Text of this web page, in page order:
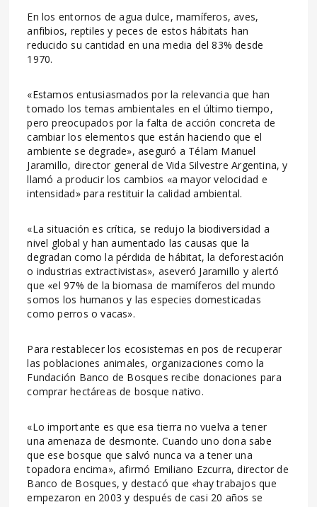
En los entornos de agua dulce, mamíferos, aves,
anfibios, reptiles y peces de estos hábitats han
reducido su cantidad en una media del 83% desde
1970.
«Estamos entusiasmados por la relevancia que han
tomado los temas ambientales en el último tiempo,
pero preocupados por la falta de acción concreta de
cambiar los elementos que están haciendo que el
ambiente se degrade», aseguró a Télam Manuel
Jaramillo, director general de Vida Silvestre Argentina, y
llamó a producir los cambios «a mayor velocidad e
intensidad» para restituir la calidad ambiental.
«La situación es crítica, se redujo la biodiversidad a
nivel global y han aumentado las causas que la
degradan como la pérdida de hábitat, la deforestación
o industrias extractivistas», aseveró Jaramillo y alertó
que «el 97% de la biomasa de mamíferos del mundo
somos los humanos y las especies domesticadas
como perros o vacas».
Para restablecer los ecosistemas en pos de recuperar
las poblaciones animales, organizaciones como la
Fundación Banco de Bosques recibe donaciones para
comprar hectáreas de bosque nativo.
«Lo importante es que esa tierra no vuelva a tener
una amenaza de desmonte. Cuando uno dona sabe
que ese bosque que salvó nunca va a tener una
topadora encima», afirmó Emiliano Ezcurra, director de
Banco de Bosques, y destacó que «hay trabajos que
empezaron en 2003 y después de casi 20 años se